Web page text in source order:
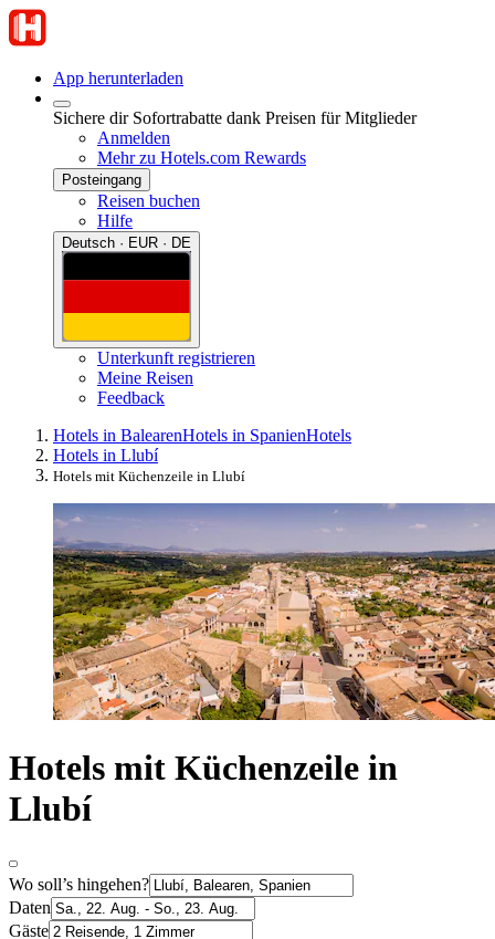
App herunterladen
Sichere dir Sofortrabatte dank Preisen für Mitglieder
Anmelden
Mehr zu Hotels.com Rewards
Posteingang
Reisen buchen
Hilfe
Deutsch · EUR · DE
Unterkunft registrieren
Meine Reisen
Feedback
Hotels in BalearenHotels in SpanienHotels
Hotels in Llubí
Hotels mit Küchenzeile in Llubí
Hotels mit Küchenzeile in
Llubí
Wo soll’s hingehen?
Daten
Gäste